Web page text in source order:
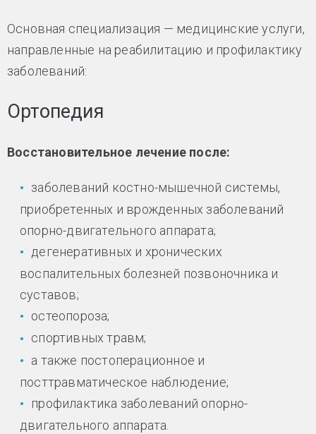
Основная специализация — медицинские услуги,
направленные на реабилитацию и профилактику
заболеваний:
Ортопедия
Восстановительное лечение после:
заболеваний костно-мышечной системы,
приобретенных и врожденных заболеваний
опорно-двигательного аппарата;
дегенеративных и хронических
воспалительных болезней позвоночника и
суставов;
остеопороза;
спортивных травм;
а также постоперационное и
посттравматическое наблюдение;
профилактика заболеваний опорно-
двигательного аппарата.